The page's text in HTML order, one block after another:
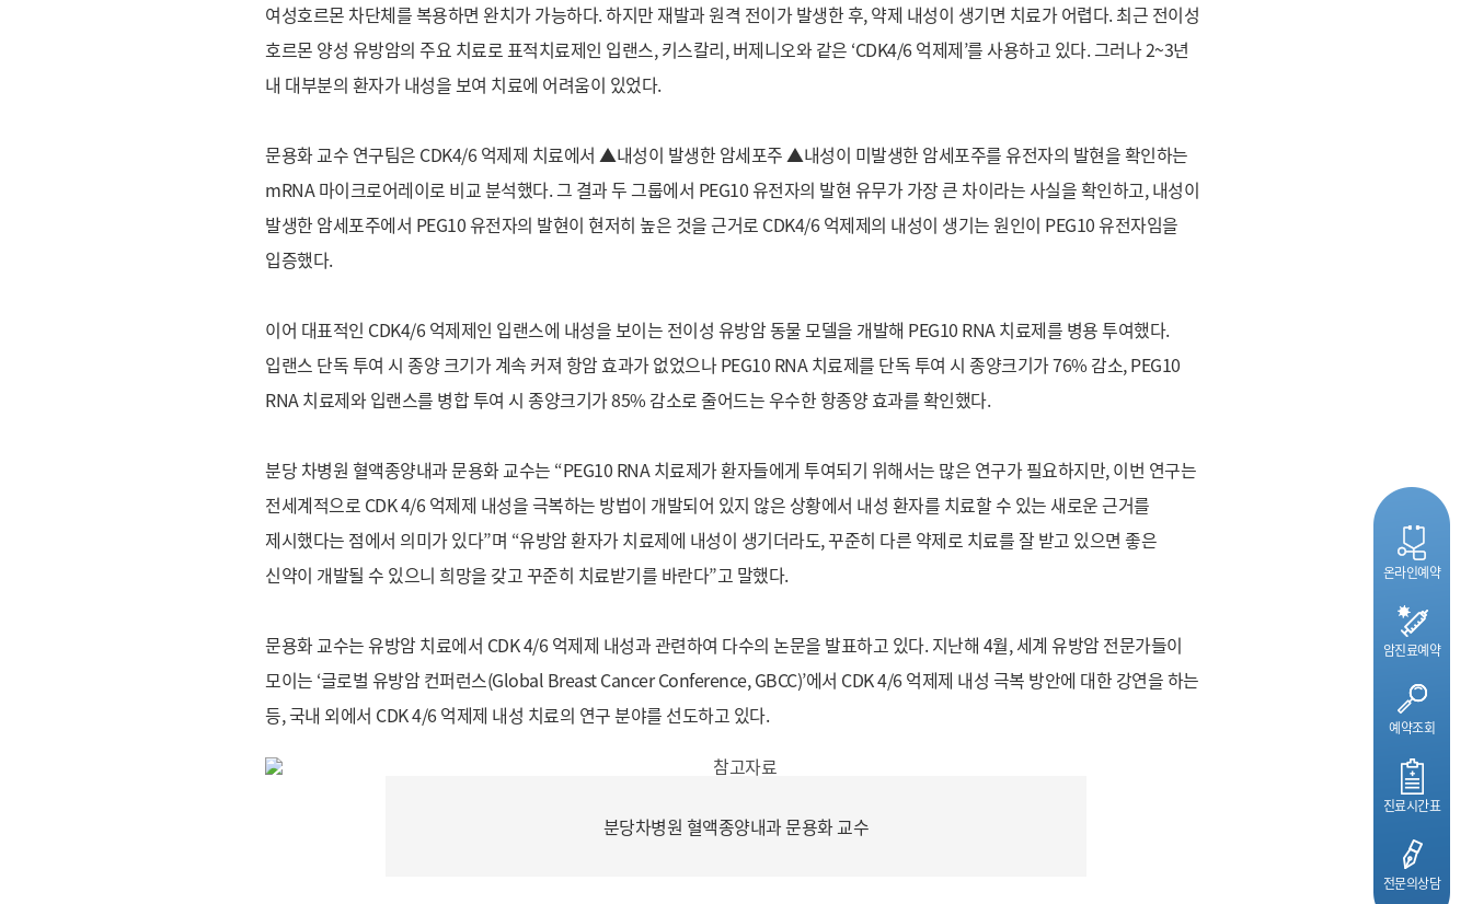
온라인예약
암진료예약
예약조회
진료시간표
전문의상담
여성호르몬 차단체를 복용하면 완치가 가능하다. 하지만 재발과 원격 전이가 발생한 후, 약제 내성이 생기면 치료가 어렵다. 최근 전이성
호르몬 양성 유방암의 주요 치료로 표적치료제인 입랜스, 키스칼리, 버제니오와 같은 ‘CDK4/6 억제제’를 사용하고 있다. 그러나 2~3년
내 대부분의 환자가 내성을 보여 치료에 어려움이 있었다.
문용화 교수 연구팀은 CDK4/6 억제제 치료에서 ▲내성이 발생한 암세포주 ▲내성이 미발생한 암세포주를 유전자의 발현을 확인하는
mRNA 마이크로어레이로 비교 분석했다. 그 결과 두 그룹에서 PEG10 유전자의 발현 유무가 가장 큰 차이라는 사실을 확인하고, 내성이
발생한 암세포주에서 PEG10 유전자의 발현이 현저히 높은 것을 근거로 CDK4/6 억제제의 내성이 생기는 원인이 PEG10 유전자임을
입증했다.
이어 대표적인 CDK4/6 억제제인 입랜스에 내성을 보이는 전이성 유방암 동물 모델을 개발해 PEG10 RNA 치료제를 병용 투여했다.
입랜스 단독 투여 시 종양 크기가 계속 커져 항암 효과가 없었으나 PEG10 RNA 치료제를 단독 투여 시 종양크기가 76% 감소, PEG10
RNA 치료제와 입랜스를 병합 투여 시 종양크기가 85% 감소로 줄어드는 우수한 항종양 효과를 확인했다.
분당 차병원 혈액종양내과 문용화 교수는 “PEG10 RNA 치료제가 환자들에게 투여되기 위해서는 많은 연구가 필요하지만, 이번 연구는
전세계적으로 CDK 4/6 억제제 내성을 극복하는 방법이 개발되어 있지 않은 상황에서 내성 환자를 치료할 수 있는 새로운 근거를
제시했다는 점에서 의미가 있다”며 “유방암 환자가 치료제에 내성이 생기더라도, 꾸준히 다른 약제로 치료를 잘 받고 있으면 좋은
신약이 개발될 수 있으니 희망을 갖고 꾸준히 치료받기를 바란다”고 말했다.
문용화 교수는 유방암 치료에서 CDK 4/6 억제제 내성과 관련하여 다수의 논문을 발표하고 있다. 지난해 4월, 세계 유방암 전문가들이
모이는 ‘글로벌 유방암 컨퍼런스(Global Breast Cancer Conference, GBCC)’에서 CDK 4/6 억제제 내성 극복 방안에 대한 강연을 하는
등, 국내 외에서 CDK 4/6 억제제 내성 치료의 연구 분야를 선도하고 있다.
분당차병원 혈액종양내과 문용화 교수